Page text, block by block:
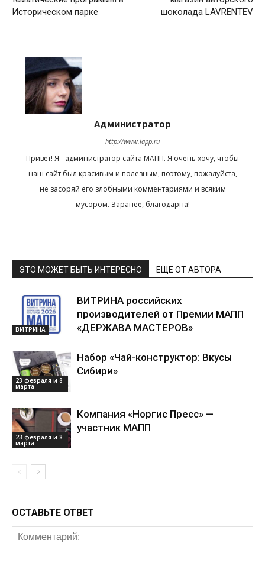
Историческом парке
шоколада LAVRENTEV
Администратор
http://www.iapp.ru
Привет! Я - администратор сайта МАПП. Я очень хочу, чтобы
наш сайт был красивым и полезным, поэтому, пожалуйста,
не засоряй его злобными комментариями и всяким
мусором. Заранее, благодарна!
ЭТО МОЖЕТ БЫТЬ ИНТЕРЕСНО ЕЩЕ ОТ АВТОРА
ВИТРИНА
ВИТРИНА российских
производителей от Премии МАПП
«ДЕРЖАВА МАСТЕРОВ»
23 февраля и 8
марта
Набор «Чай-конструктор: Вкусы
Сибири»
23 февраля и 8
марта
Компания «Норгис Пресс» —
участник МАПП
ОСТАВЬТЕ ОТВЕТ